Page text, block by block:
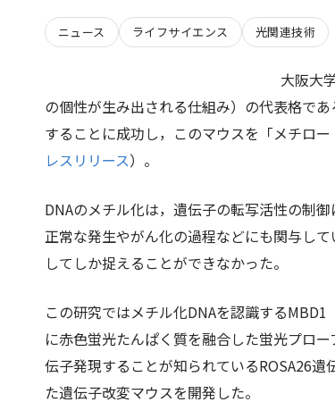
ニュース ライフサイエンス 光関連技術
大阪大
の個性が生み出される仕組み）の代表格で
することに成功し，このマウスを「メチロ
レスリリース）。
DNAのメチル化は，遺伝子の転写活性の制
正常な発生やがん化の過程などにも関与し
してしか捉えることができなかった。
この研究ではメチル化DNAを認識する
に赤色蛍光たんぱく質を融合した蛍光プロ
伝子発現することが知られているROSA26
た遺伝子改変マウスを開発した。